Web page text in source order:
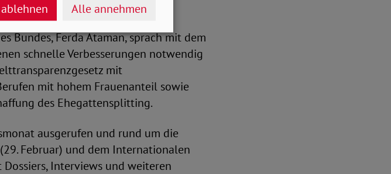
Bundes, Ferda Ataman, sprach mit dem
schnelle Verbesserungen notwendig
mit
mit hohem Frauenanteil sowie
des Ehegattensplitting.
ausgerufen und rund um die
Februar) und dem Internationalen
Dossiers, Interviews und weiteren
Alle annehmen